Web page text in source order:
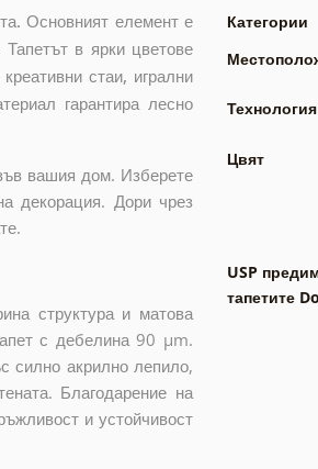
Основният елемент е
в ярки цветове
стаи, игрални
гарантира лесно
вашия дом. Изберете
декорация. Дори чрез
структура и матова
с дебелина 90 µm.
силно акрилно лепило,
Благодарение на
и устойчивост
Категории
Цвят
USP
тапетите